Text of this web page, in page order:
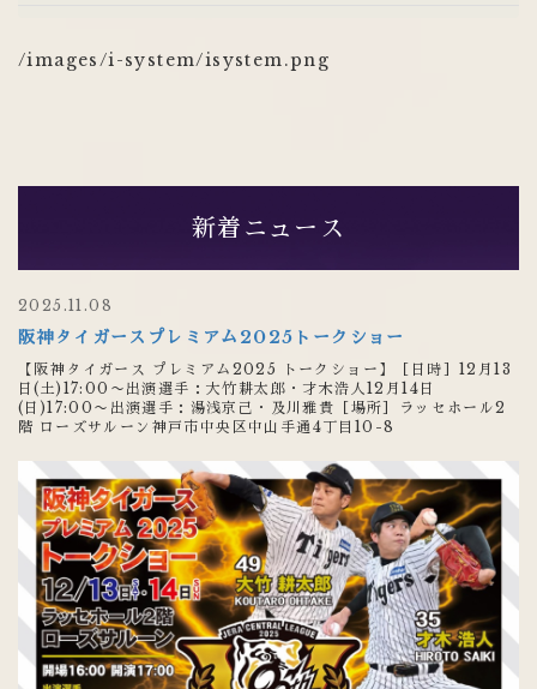
/images/i-system/isystem.png
新着ニュース
2025.11.08
阪神タイガースプレミアム2025トークショー
【阪神タイガース プレミアム2025 トークショー】［日時］12月13
日(土)17:00〜出演選手：大竹耕太郎・才木浩人12月14日
(日)17:00〜出演選手：湯浅京己・及川雅貴［場所］ラッセホール2
階 ローズサルーン神戸市中央区中山手通4丁目10-8